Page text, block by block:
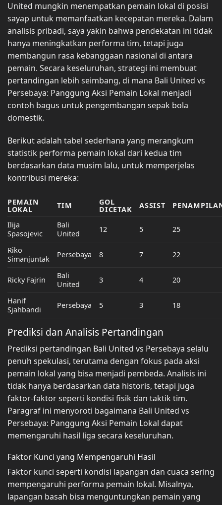
United mungkin menempatkan pemain lokal di posisi
sayap untuk memanfaatkan kecepatan mereka. Dalam
analisis pribadi, saya yakin bahwa pendekatan ini tidak
hanya meningkatkan performa tim, tetapi juga
membangun rasa kebanggaan nasional di antara
pemain. Secara keseluruhan, strategi ini membuat
pertandingan lebih seimbang, di mana Bali United vs
Persebaya: Panggung Aksi Pemain Lokal menjadi
contoh bagus untuk pengembangan sepak bola
domestik.
Berikut adalah tabel sederhana yang merangkum
statistik performa pemain lokal dari kedua tim
berdasarkan data musim lalu, untuk memperjelas
kontribusi mereka:
PEMAIN
LOKAL TIM GOL
DICETAK ASSIST
Ilija
Spasojevic
Bali
United
12 5 25
Riko
Simanjuntak
Persebaya 8 7 22
Ricky Fajrin
Bali
United
3 4 20
Hanif
Sjahbandi
Persebaya 5 3 18
Prediksi dan Analisis Pertandingan
Prediksi pertandingan Bali United vs Persebaya selalu
penuh spekulasi, terutama dengan fokus pada aksi
pemain lokal yang bisa menjadi pembeda. Analisis ini
tidak hanya berdasarkan data historis, tetapi juga
faktor-faktor seperti kondisi fisik dan taktik tim.
Paragraf ini menyoroti bagaimana Bali United vs
Persebaya: Panggung Aksi Pemain Lokal dapat
memengaruhi hasil liga secara keseluruhan.
Faktor Kunci yang Mempengaruhi Hasil
Faktor kunci seperti kondisi lapangan dan cuaca sering
mempengaruhi performa pemain lokal. Misalnya,
lapangan basah bisa menguntungkan pemain yang